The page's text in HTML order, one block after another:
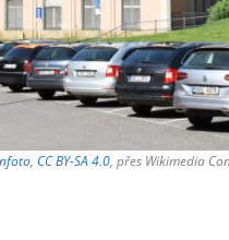
, CC BY-SA 4.0, přes Wikimedia